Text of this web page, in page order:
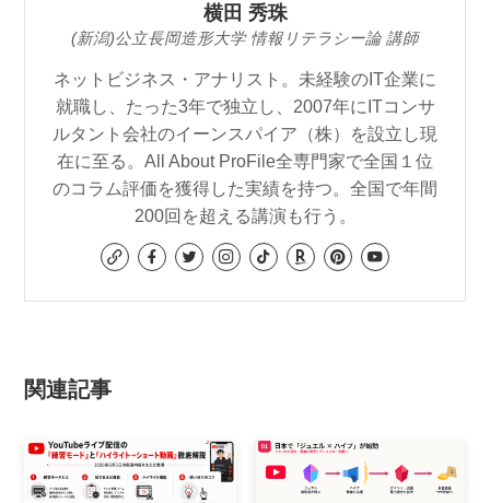
横田 秀珠
(新潟)公立長岡造形大学 情報リテラシー論 講師
ネットビジネス・アナリスト。未経験のIT企業に
就職し、たった3年で独立し、2007年にITコンサ
ルタント会社のイーンスパイア（株）を設立し現
在に至る。All About ProFile全専門家で全国１位
のコラム評価を獲得した実績を持つ。全国で年間
200回を超える講演も行う。
関連記事